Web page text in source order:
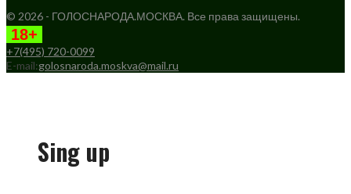
© 2026 - ГОЛОСНАРОДА.МОСКВА. Все права защищены.
18+
+7(495) 720-0099
E-mail:golosnaroda.moskva@mail.ru
Sing up